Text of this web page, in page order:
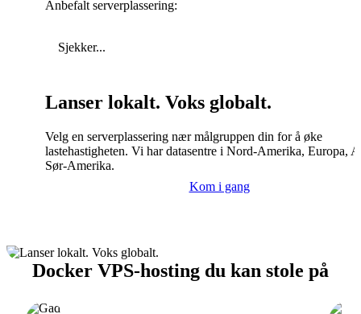
Anbefalt serverplassering:
Sjekker...
Lanser lokalt. Voks globalt.
Velg en serverplassering nær målgruppen din for å øke
lastehastigheten. Vi har datasentre i Nord-Amerika, Europa,
Sør-Amerika.
Kom i gang
Docker VPS-hosting du kan stole på